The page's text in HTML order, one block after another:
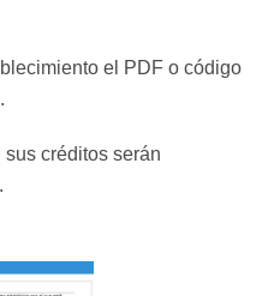
el PDF o código
créditos serán